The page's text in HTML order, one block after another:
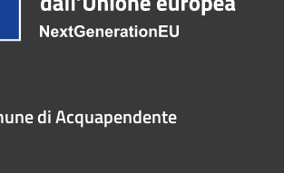
di Acquapendente